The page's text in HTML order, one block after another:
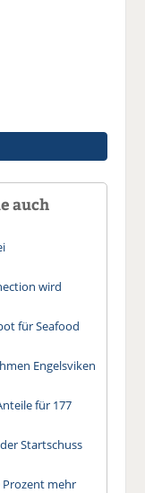
auch
wird
für Seafood
Engelsviken
für 177
Startschuss
Prozent mehr